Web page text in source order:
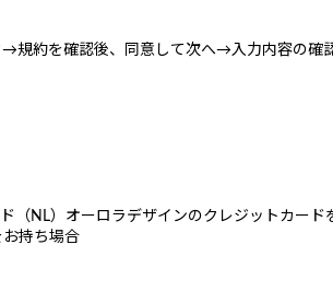
規約を確認後、同意して次へ→入力内容の
（NL）オーロラデザインのクレジットカード
お持ち場合